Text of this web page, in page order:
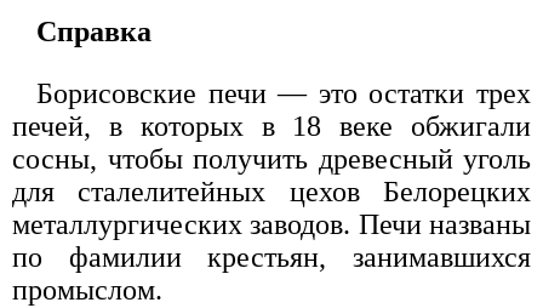
Справка
Борисовские печи — это остатки трех
печей, в которых в 18 веке обжигали
сосны, чтобы получить древесный уголь
для сталелитейных цехов Белорецких
металлургических заводов. Печи названы
по фамилии крестьян, занимавшихся
промыслом.